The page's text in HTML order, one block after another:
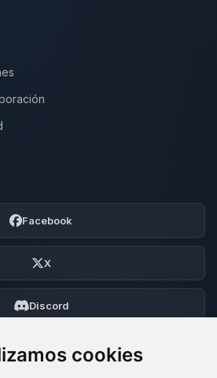
cookies
Facebook
X
Discord
Foro